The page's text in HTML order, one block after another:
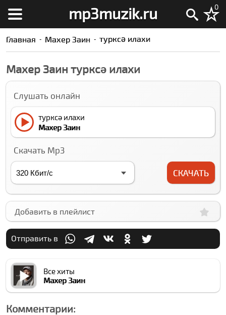
mp3muzik.ru 0
Главная Махер Заин туркcə илахи
Махер Заин туркcə илахи
Слушать онлайн
туркcə илахи
Махер Заин
Скачать Mp3
СКАЧАТЬ
Добавить в плейлист
Отправить в
Все хиты
Махер Заин
Комментарии: